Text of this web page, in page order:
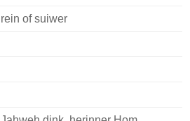
rein of suiwer